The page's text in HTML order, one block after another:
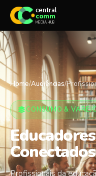
central
comm
MEDIA HUB
Home/Audiências/
CONSUMO &
Conectados
Profissionais da